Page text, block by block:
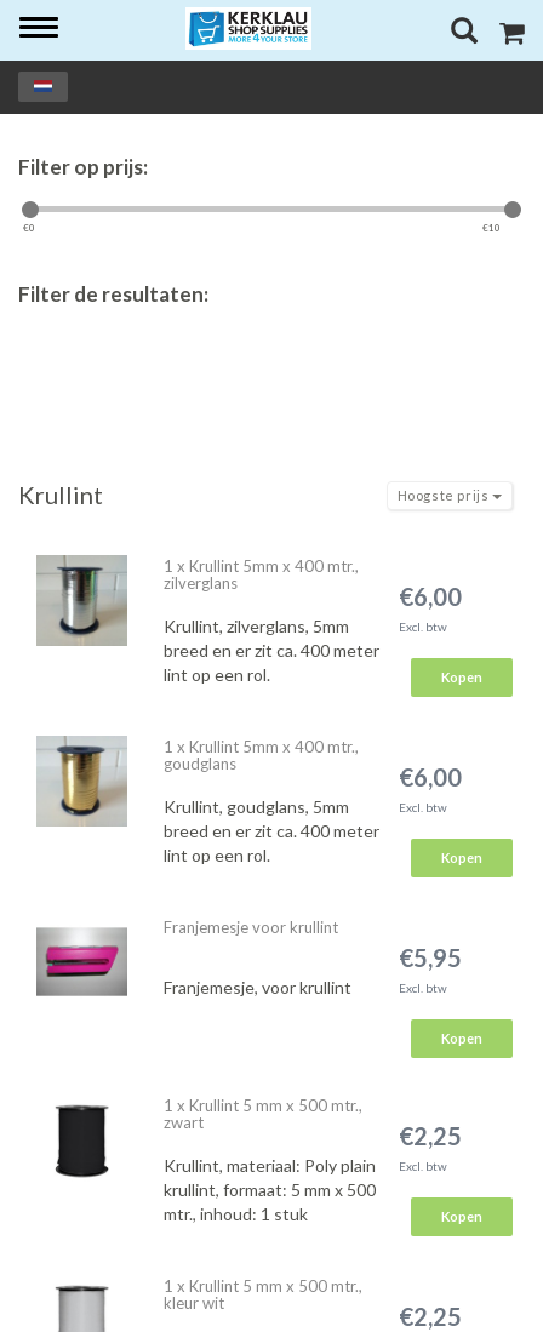
Toggle
Filter op prijs:
€0 €10
Filter de resultaten:
Krullint Hoogste prijs
1 x Krullint 5mm x 400 mtr.,
zilverglans
Krullint, zilverglans, 5mm
breed en er zit ca. 400 meter
lint op een rol.
€6,00
Excl. btw
Kopen
1 x Krullint 5mm x 400 mtr.,
goudglans
Krullint, goudglans, 5mm
breed en er zit ca. 400 meter
lint op een rol.
€6,00
Excl. btw
Kopen
Franjemesje voor krullint
Franjemesje, voor krullint
€5,95
Excl. btw
Kopen
1 x Krullint 5 mm x 500 mtr.,
zwart
Krullint, materiaal: Poly plain
krullint, formaat: 5 mm x 500
mtr., inhoud: 1 stuk
€2,25
Excl. btw
Kopen
1 x Krullint 5 mm x 500 mtr.,
kleur wit
€2,25